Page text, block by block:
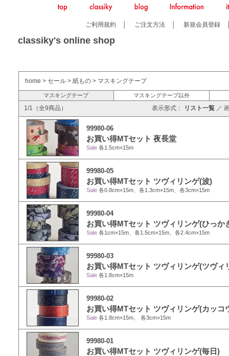
ご利用規約 ご注文方法 新規会員登録
classiky's online shop
home > セール > 紙もの > マスキングテープ
マスキングテープ マスキングテープ以外
1/1（全9商品） 表示形式： リスト一覧 ／
99980-06
お買い得MTセット 夜長堂
Sale 各1.5cm×15m
99980-05
お買い得MTセット ツヴィリンゲ(波)
Sale 各0.8cm×15m、各1.3cm×15m、各3cm×15m
99980-04
お買い得MTセット ツヴィリンゲ(ひっか
Sale 各1cm×15m、各1.5cm×15m、各2.4cm×15m
99980-03
お買い得MTセット ツヴィリンゲ(ツヴィ
Sale 各1.8cm×15m
99980-02
お買い得MTセット ツヴィリンゲ(カッコ
Sale 各1.8cm×15m、 各3cm×15m
99980-01
お買い得MTセット ツヴィリンゲ(毎日)